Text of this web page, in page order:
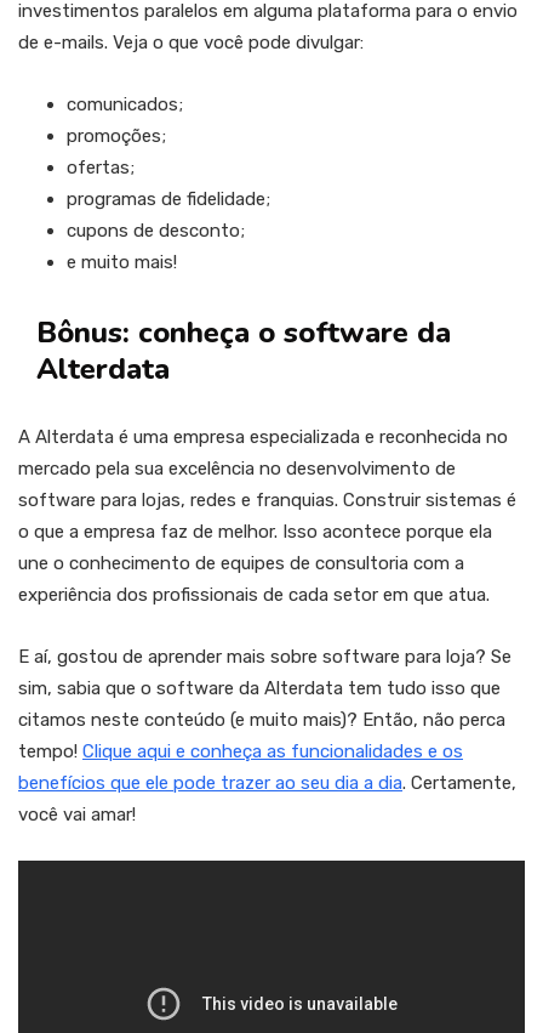
investimentos paralelos em alguma plataforma para o envio
de e-mails. Veja o que você pode divulgar:
comunicados;
promoções;
ofertas;
programas de fidelidade;
cupons de desconto;
e muito mais!
Bônus: conheça o software da
Alterdata
A Alterdata é uma empresa especializada e reconhecida no
mercado pela sua excelência no desenvolvimento de
software para lojas, redes e franquias. Construir sistemas é
o que a empresa faz de melhor. Isso acontece porque ela
une o conhecimento de equipes de consultoria com a
experiência dos profissionais de cada setor em que atua.
E aí, gostou de aprender mais sobre software para loja? Se
sim, sabia que o software da Alterdata tem tudo isso que
citamos neste conteúdo (e muito mais)? Então, não perca
tempo! Clique aqui e conheça as funcionalidades e os
benefícios que ele pode trazer ao seu dia a dia. Certamente,
você vai amar!